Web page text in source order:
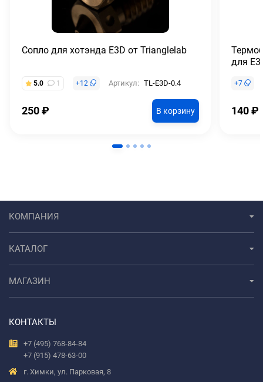
Сопло для хотэнда E3D от Trianglelab
5.0 1 +12 Артикул: TL-E3D-0.4
250₽ В корзину
для
+7
140₽
КОМПАНИЯ
КАТАЛОГ
МАГАЗИН
КОНТАКТЫ
+7 (495) 768-84-84
+7 (915) 478-63-00
г. Химки, ул. Парковая, 8